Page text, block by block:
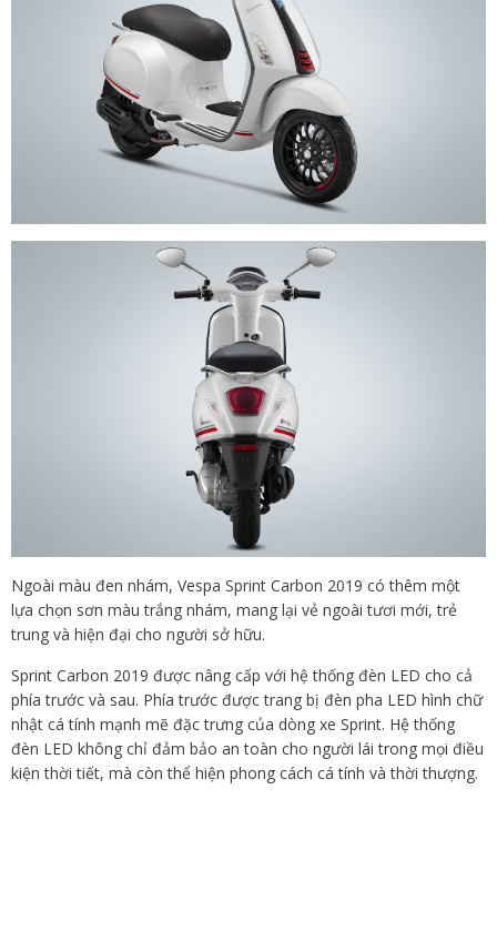
Ngoài màu đen nhám, Vespa Sprint Carbon 2019 có thêm một
lựa chọn sơn màu trắng nhám, mang lại vẻ ngoài tươi mới, trẻ
trung và hiện đại cho người sở hữu.
Sprint Carbon 2019 được nâng cấp với hệ thống đèn LED cho cả
phía trước và sau. Phía trước được trang bị đèn pha LED hình chữ
nhật cá tính mạnh mẽ đặc trưng của dòng xe Sprint. Hệ thống
đèn LED không chỉ đảm bảo an toàn cho người lái trong mọi điều
kiện thời tiết, mà còn thể hiện phong cách cá tính và thời thượng.